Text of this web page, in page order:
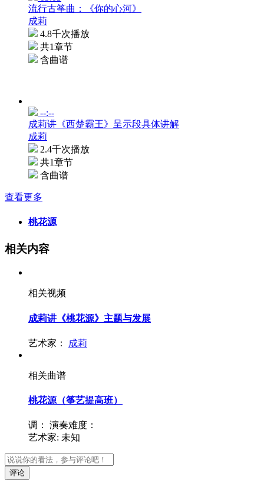
流行古筝曲：《你的心河》
成莉
4.8千次播放
共1章节
含曲谱
--:--
成莉讲《西楚霸王》呈示段具体讲解
成莉
2.4千次播放
共1章节
含曲谱
查看更多
桃花源
相关内容
相关视频
成莉讲《桃花源》主题与发展
艺术家： 成莉
相关曲谱
桃花源（筝艺提高班）
调：
演奏难度：
艺术家: 未知
评论